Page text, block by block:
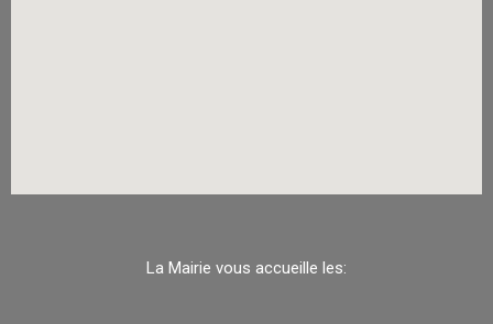
La Mairie vous accueille les: